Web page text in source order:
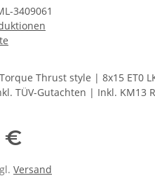
3409061
Thrust style | 8x15 ET0
TÜV-Gutachten | Inkl. KM13
€
Versand